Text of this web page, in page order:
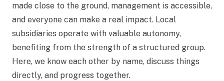
made close to the ground, management is accessible,
and everyone can make a real impact. Local
subsidiaries operate with valuable autonomy,
benefiting from the strength of a structured group.
Here, we know each other by name, discuss things
directly, and progress together.